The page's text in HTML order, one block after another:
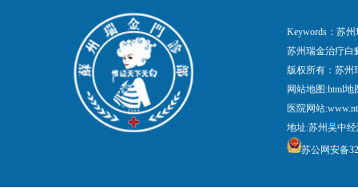
Keywords：苏
苏州瑞金治疗白
版权所有：苏
网站地图:html地
医院网站
地址:苏州吴中
苏公网安备